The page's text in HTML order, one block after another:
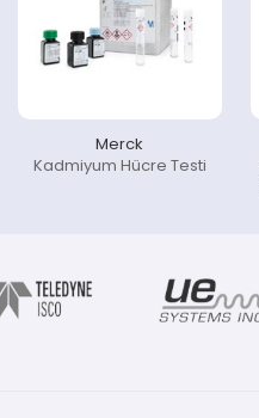
Merck
Kadmiyum Hücre Testi